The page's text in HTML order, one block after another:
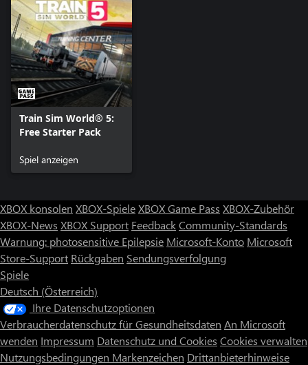
Train Sim World® 5:
Free Starter Pack
Spiel anzeigen
XBOX konsolen XBOX-SpieleXBOX Game Pass XBOX-Zubehör
XBOX-News XBOX Support FeedbackCommunity-Standards
Warnung: photosensitive Epilepsie Microsoft-Konto Microsoft
Store-Support Rückgaben Sendungsverfolgung
Spiele
Deutsch (Österreich)
Ihre Datenschutzoptionen
Verbraucherdatenschutz für Gesundheitsdaten An Microsoft
wenden Impressum Datenschutz und Cookies Cookies verwalten
Nutzungsbedingungen Markenzeichen Drittanbieterhinweise